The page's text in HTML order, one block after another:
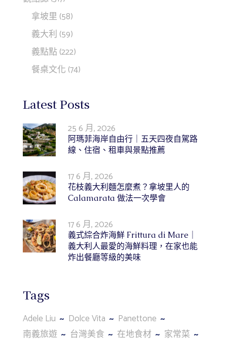
拿坡里 (58)
義大利 (59)
義點點(222)
餐桌文化 (74)
Latest Posts
25 6 月, 2026
阿瑪菲海岸自由行｜五天四夜自駕路
線、住宿、租車與景點推薦
17 6 月, 2026
花枝義大利麵怎麼煮？拿坡里人的
Calamarata 做法一次學會
17 6 月, 2026
義式綜合炸海鮮 Frittura di Mare｜
義大利人最愛的海鮮料理，在家也能
炸出餐廳等級的美味
Tags
Adele Liu Dolce Vita
Panettone
南義旅遊
台灣美食 在地食材
家常菜